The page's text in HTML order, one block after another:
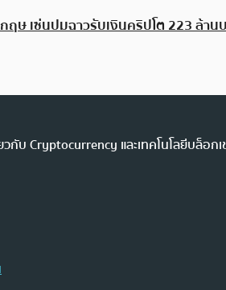
ษ เซ่นปมฉาวรับเงินคริปโต 223 ล้าน
กับ Cryptocurrency และเทคโนโลยีบล็อ